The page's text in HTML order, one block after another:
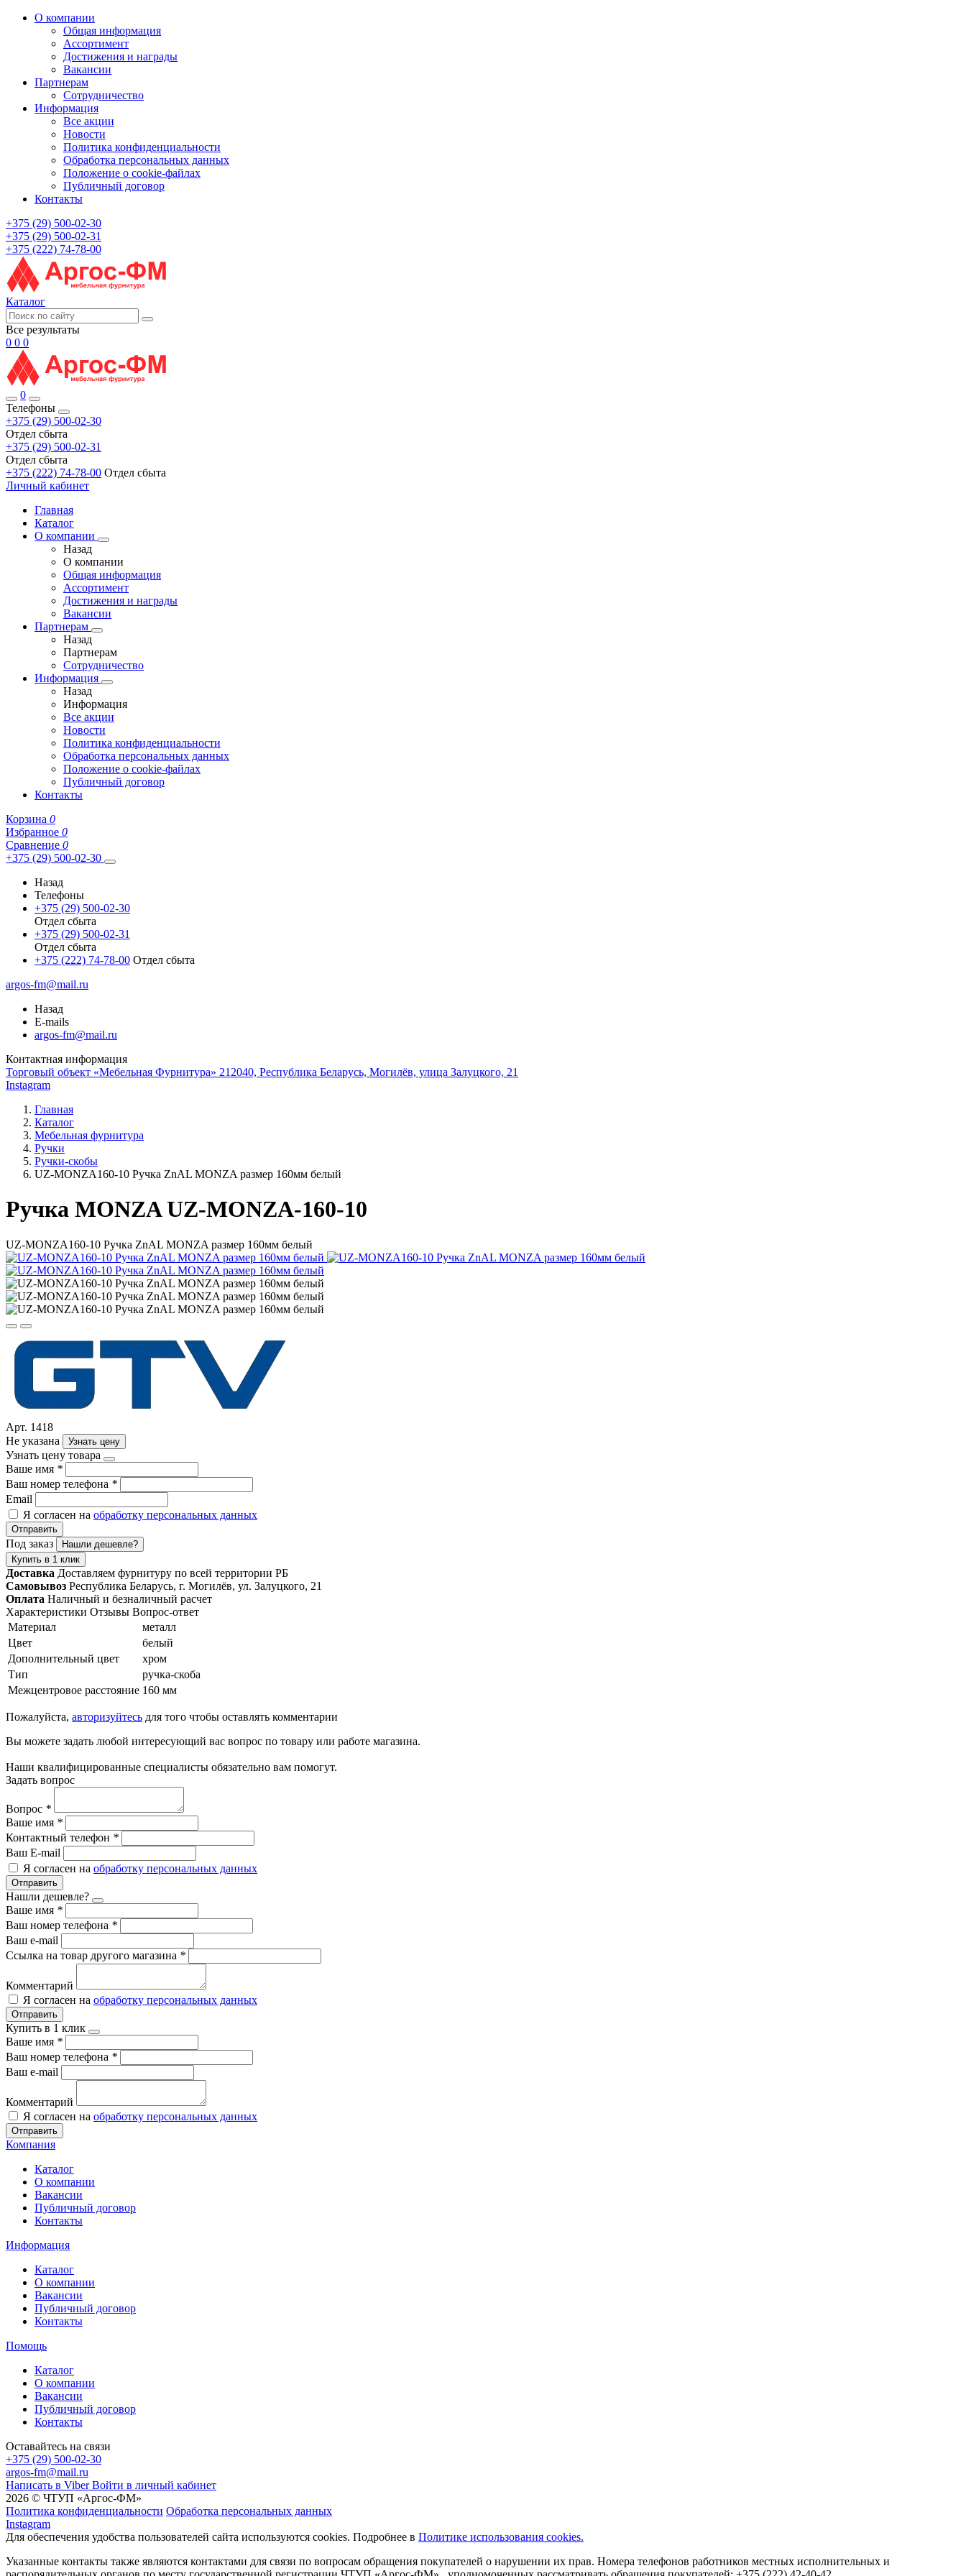
О компании
Общая информация
Ассортимент
Достижения и награды
Вакансии
Партнерам
Сотрудничество
Информация
Все акции
Новости
Политика конфиденциальности
Обработка персональных данных
Положение о cookie-файлах
Публичный договор
Контакты
+375 (29) 500-02-30
+375 (29) 500-02-31
+375 (222) 74-78-00
Каталог
Все результаты
0 0 0
0
Телефоны
+375 (29) 500-02-30
Отдел сбыта
+375 (29) 500-02-31
Отдел сбыта
+375 (222) 74-78-00 Отдел сбыта
Личный кабинет
Главная
Каталог
О компании
Назад
О компании
Общая информация
Ассортимент
Достижения и награды
Вакансии
Партнерам
Назад
Партнерам
Сотрудничество
Информация
Назад
Информация
Все акции
Новости
Политика конфиденциальности
Обработка персональных данных
Положение о cookie-файлах
Публичный договор
Контакты
Корзина 0
Избранное 0
Сравнение 0
+375 (29) 500-02-30
Назад
Телефоны
+375 (29) 500-02-30
Отдел сбыта
+375 (29) 500-02-31
Отдел сбыта
+375 (222) 74-78-00 Отдел сбыта
argos-fm@mail.ru
Назад
E-mails
argos-fm@mail.ru
Контактная информация
Торговый объект «Мебельная Фурнитура» 212040, Республика Беларусь, Могилёв, улица Залуцкого, 21
Instagram
Главная
Каталог
Мебельная фурнитура
Ручки
Ручки-скобы
UZ-MONZA160-10 Ручка ZnAL MONZA размер 160мм белый
Ручка MONZA UZ-MONZA-160-10
UZ-MONZA160-10 Ручка ZnAL MONZA размер 160мм белый
Арт. 1418
Не указана
Узнать цену
Узнать цену товара
Ваше имя *
Ваш номер телефона *
Email
Я согласен на обработку персональных данных
Отправить
Под заказ
Нашли дешевле?
Купить в 1 клик
Доставка Доставляем фурнитуру по всей территории РБ
Самовывоз Республика Беларусь, г. Могилёв, ул. Залуцкого, 21
Оплата Наличный и безналичный расчет
Характеристики Отзывы Вопрос-ответ
Материал
металл
Цвет
белый
Дополнительный цвет
хром
Тип
ручка-скоба
Межцентровое расстояние 160 мм
Пожалуйста, авторизуйтесь для того чтобы оставлять комментарии
Вы можете задать любой интересующий вас вопрос по товару или работе магазина.
Наши квалифицированные специалисты обязательно вам помогут.
Задать вопрос
Вопрос *
Ваше имя *
Контактный телефон *
Ваш E-mail
Я согласен на обработку персональных данных
Отправить
Нашли дешевле?
Ваше имя *
Ваш номер телефона *
Ваш e-mail
Ссылка на товар другого магазина *
Комментарий
Я согласен на обработку персональных данных
Отправить
Купить в 1 клик
Ваше имя *
Ваш номер телефона *
Ваш e-mail
Комментарий
Я согласен на обработку персональных данных
Отправить
Компания
Каталог
О компании
Вакансии
Публичный договор
Контакты
Информация
Каталог
О компании
Вакансии
Публичный договор
Контакты
Помощь
Каталог
О компании
Вакансии
Публичный договор
Контакты
Оставайтесь на связи
+375 (29) 500-02-30
argos-fm@mail.ru
Написать в Viber Войти в личный кабинет
2026 © ЧТУП «Аргос-ФМ»
Политика конфиденциальности Обработка персональных данных
Instagram
Для обеспечения удобства пользователей сайта используются cookies. Подробнее в Политике использования cookies.
Указанные контакты также являются контактами для связи по вопросам обращения покупателей о нарушении их прав. Номера телефонов работников местных исполнительных и